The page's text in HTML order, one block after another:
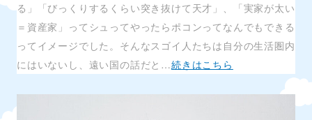
る」「びっくりするくらい突き抜けて天才」、「実家が太い
＝資産家」ってシュってやったらポコンってなんでもできる
ってイメージでした。そんなスゴイ人たちは自分の生活圏内
にはいないし、遠い国の話だと…続きはこちら